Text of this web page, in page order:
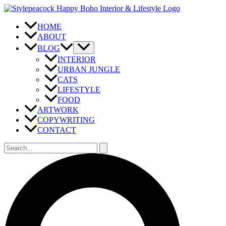
Zum
springen
HOME
ABOUT
BLOG
INTERIOR
URBAN JUNGLE
CATS
LIFESTYLE
FOOD
ARTWORK
COPYWRITING
CONTACT
Suchen
nach: